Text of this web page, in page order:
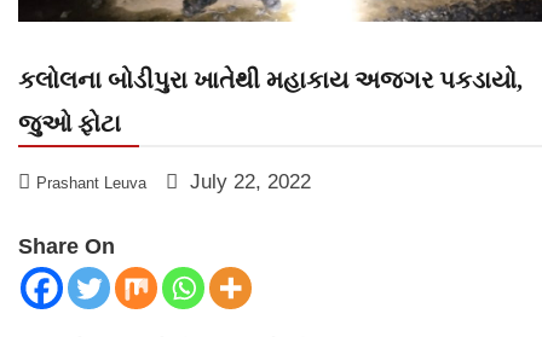
કલોલના બોડીપુરા ખાતેથી મહાકાય અજગર પકડાયો,
જુઓ ફોટા
Prashant Leuva July 22, 2022
Share On